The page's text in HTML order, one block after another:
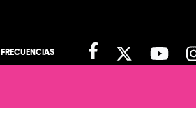
FRECUENCIAS